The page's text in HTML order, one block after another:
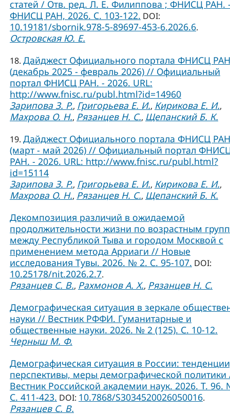
статей / Отв. ред. Л. Е. Филиппова ; ФНИСЦ РАН.
ФНИСЦ РАН, 2026. C. 103-122. DOI:
10.19181/sbornik.978-5-89697-453-6.2026.6.
Островская Ю. Е.
18. Дайджест Официального портала ФНИСЦ РАН
(декабрь 2025 - февраль 2026) // Официальный
портал ФНИСЦ РАН. - 2026. URL:
http://www.fnisc.ru/publ.html?id=14960
Зарипова З. Р., Григорьева Е. И., Кирикова Е. И.,
Махрова О. Н., Рязанцев Н. С., Щепанский Б. К.
19. Дайджест Официального портала ФНИСЦ РАН
(март - май 2026) // Официальный портал
РАН. - 2026. URL: http://www.fnisc.ru/publ.html?
id=15114
Зарипова З. Р., Григорьева Е. И., Кирикова Е. И.,
Махрова О. Н., Рязанцев Н. С., Щепанский Б. К.
Декомпозиция различий в ожидаемой
продолжительности жизни по возрастным
между Республикой Тыва и городом Москвой с
применением метода Арриаги // Новые
исследования Тувы. 2026. № 2. С. 95-107. DOI:
10.25178/nit.2026.2.7.
Рязанцев С. В., Рахмонов А. Х., Рязанцев Н. С.
Демографическая ситуация в зеркале
науки // Вестник РФФИ. Гуманитарные и
общественные науки. 2026. № 2 (125). С. 10-12.
Черныш М. Ф.
Демографическая ситуация в России:
перспективы, меры демографической
Вестник Российской академии наук. 2026. Т. 96.
С. 411-423. DOI: 10.7868/S3034520026050016.
Рязанцев С. В.